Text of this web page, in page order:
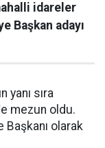
idareler
Başkan adayı
yanı sıra
mezun oldu.
Başkanı olarak